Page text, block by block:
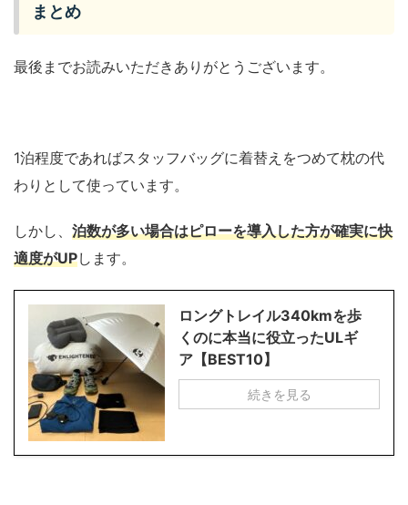
まとめ
最後までお読みいただきありがとうございます。
1泊程度であればスタッフバッグに着替えをつめて枕の代
わりとして使っています。
しかし、 泊数が多い場合はピローを導入した方が確実に快
適度がUPします。
ロングトレイル340kmを歩
くのに本当に役立ったULギ
ア【BEST10】
続きを見る